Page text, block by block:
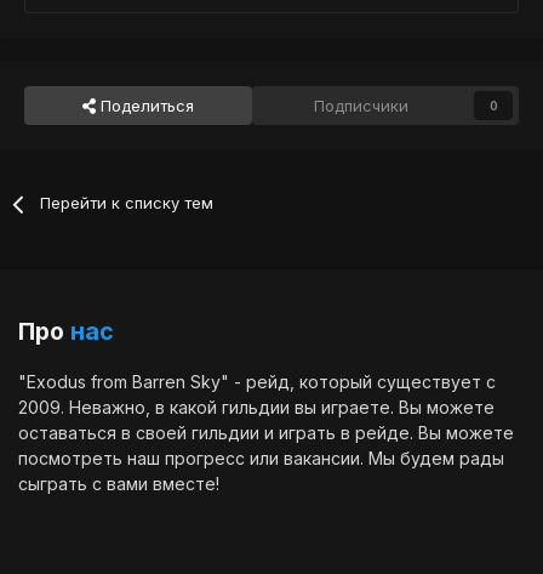
Поделиться Подписчики 0
Перейти к списку тем
Про нас
"Exodus from Barren Sky" - рейд, который существует с
2009. Неважно, в какой гильдии вы играете. Вы можете
оставаться в своей гильдии и играть в рейде. Вы можете
посмотреть наш прогресс или вакансии. Мы будем рады
сыграть с вами вместе!